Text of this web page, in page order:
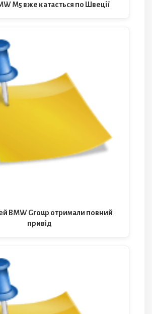
M5 вже катається по Швеції
BMW Group отримали повний
привід